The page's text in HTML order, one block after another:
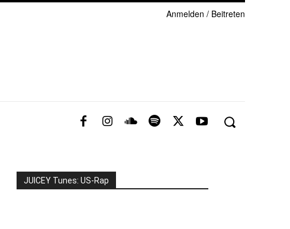
Anmelden / Beitreten
JUICEY Tunes: US-Rap